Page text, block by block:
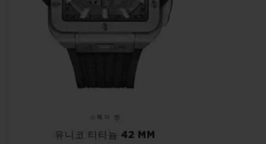
스퀘어 뱅
유니코 티타늄 42 MM